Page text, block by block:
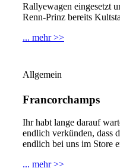
Rallyewagen eingesetzt
Renn-Prinz bereits
... mehr >>
Allgemein
Francorchamps
Ihr habt lange darauf
endlich verkünden, dass
endlich bei uns im Store
... mehr >>